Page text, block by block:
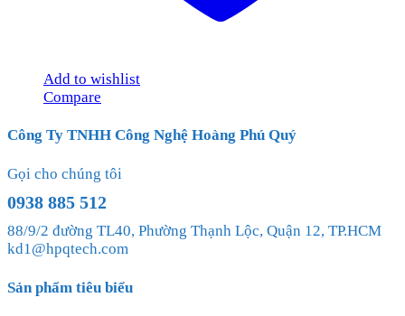
Add to wishlist
Compare
Công Ty TNHH Công Nghệ Hoàng Phú Quý
Gọi cho chúng tôi
0938 885 512
88/9/2 đường TL40, Phường Thạnh Lộc, Quận 12, TP.HCM
kd1@hpqtech.com
Sản phẩm tiêu biểu